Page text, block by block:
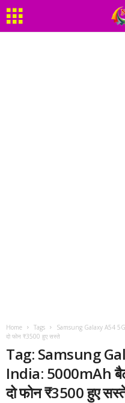
Home Tags
Samsung Galaxy A54
दो फोन ₹3500 हुए सस्ते
Tag: Samsung
India: 5000mAh
दो फोन ₹3500 हुए